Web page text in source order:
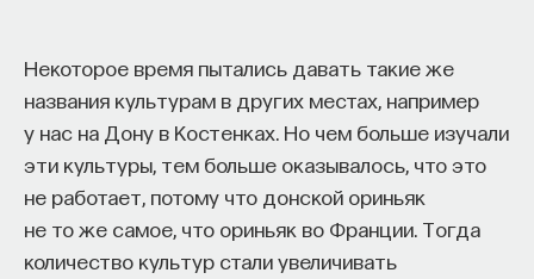
Некоторое время пытались давать такие же
названия культурам в других местах, например
у нас на Дону в Костенках. Но чем больше изучали
эти культуры, тем больше оказывалось, что это
не работает, потому что донской ориньяк
не то же самое, что ориньяк во Франции. Тогда
количество культур стали увеличивать
Его жизнь прошла в невероятном калейдоскопе
событий: его обожали современники, он получил
всю свою славу сполна. В Испании даже
существовала молитва, обращенная к Лопе:
«Верую в Лопе, всемогущего поэта неба
и земли…» и так далее. Надо сказать, инквизиция
немало нервничала по этому поводу.